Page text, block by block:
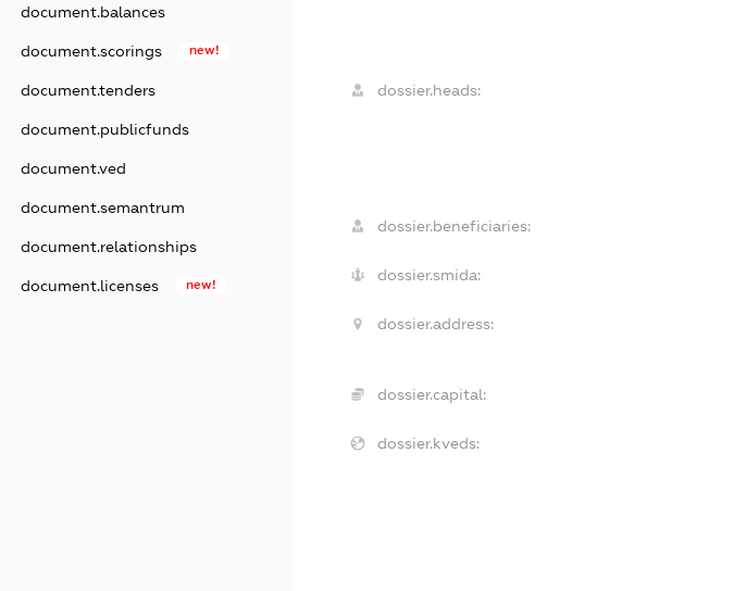
document.balances
document.scorings new!
document.tenders
document.publicfunds
document.ved
document.semantrum
document.relationships
document.licenses new!
dossier.heads:
dossier.beneficiaries:
dossier.smida:
dossier.address:
dossier.capital:
dossier.kveds: